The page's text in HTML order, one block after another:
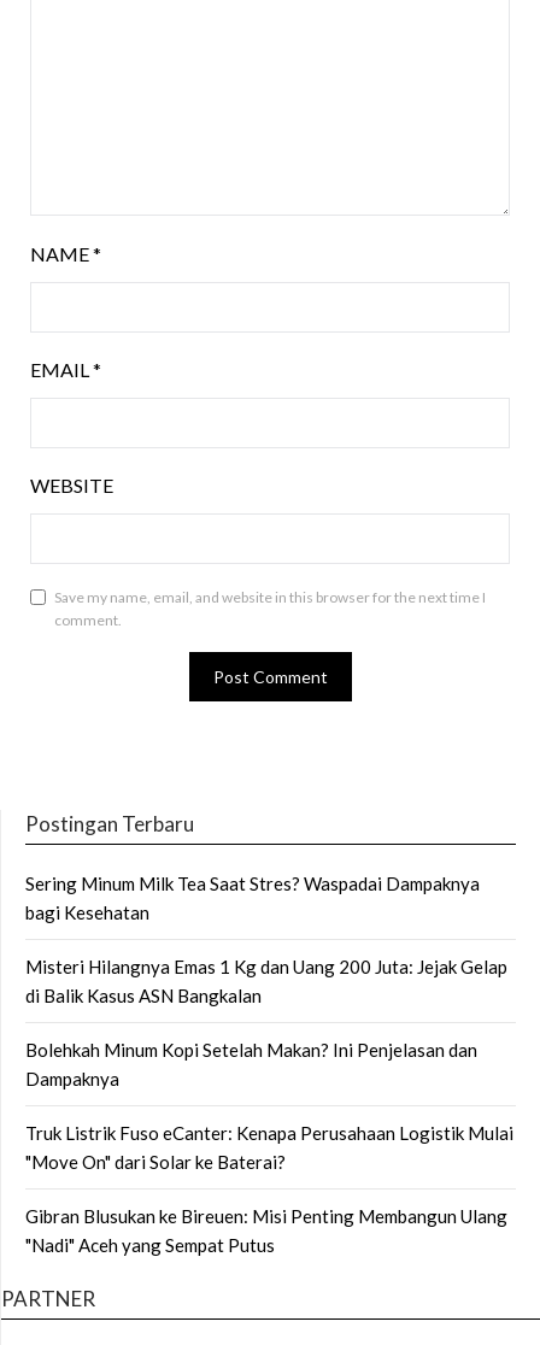
NAME*
EMAIL*
WEBSITE
Save my name, email, and website in this browser for the next time I
comment.
Postingan Terbaru
Sering Minum Milk Tea Saat Stres? Waspadai Dampaknya
bagi Kesehatan
Misteri Hilangnya Emas 1 Kg dan Uang 200 Juta: Jejak Gelap
di Balik Kasus ASN Bangkalan
Bolehkah Minum Kopi Setelah Makan? Ini Penjelasan dan
Dampaknya
Truk Listrik Fuso eCanter: Kenapa Perusahaan Logistik Mulai
"Move On" dari Solar ke Baterai?
Gibran Blusukan ke Bireuen: Misi Penting Membangun Ulang
"Nadi" Aceh yang Sempat Putus
PARTNER